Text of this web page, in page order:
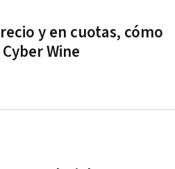
y en cuotas, cómo
Wine